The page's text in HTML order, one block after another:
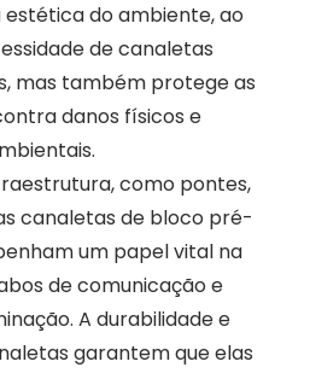
estética do ambiente, ao
de canaletas
mas também protege as
danos físicos e
como pontes,
canaletas de bloco pré-
um papel vital na
de comunicação e
A durabilidade e
garantem que elas